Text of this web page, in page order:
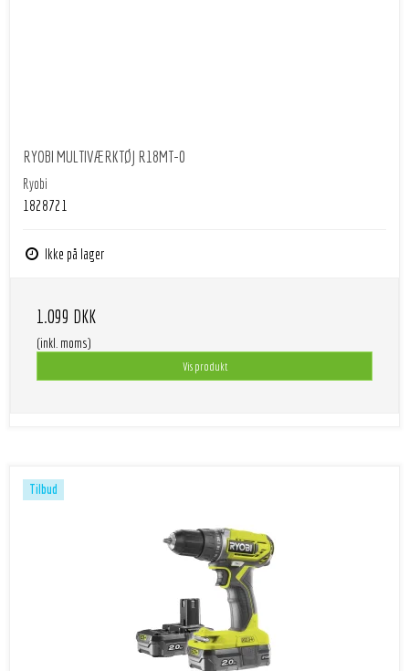
RYOBI MULTIVÆRKTØJ R18MT-0
Ryobi
1828721
Ikke på lager
1.099 DKK
(inkl. moms)
Vis produkt
Tilbud